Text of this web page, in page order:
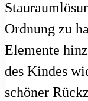
Ordnung zu
Elemente
des Kindes
schöner